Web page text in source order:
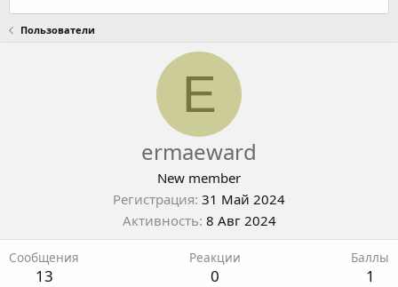
Пользователи
E
ermaeward
New member
Регистрация 31 Май 2024
Активность 8 Авг 2024
Сообщения
13
Реакции
0
Баллы
1